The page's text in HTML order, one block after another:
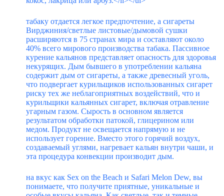
табаку отдается легкое предпочтение, а сигареты
Вирджиния/светлые листовые/дымовой сушки
расширяются в 75 странах мира и составляют около
40% всего мирового производства табака. Пассивное
курение кальянов представляет опасность для здоровья
некурящих. Дым бывшего в употреблении кальяна
содержит дым от сигареты, а также древесный уголь,
что подвергает курильщиков использованных сигарет
риску тех же неблагоприятных воздействий, что и
курильщики кальянных сигарет, включая отравление
угарным газом. Сырость в основном является
результатом обработки патокой, глицерином или
медом. Продукт не освещается напрямую и не
использует горение. Вместо этого горячий воздух,
создаваемый углями, нагревает кальян внутри чаши, и
эта процедура конвекции производит дым.
на вкус как Sex on the Beach и Safari Melon Dew, вы
понимаете, что получите приятные, уникальные и